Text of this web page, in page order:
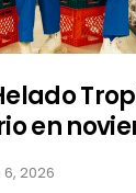
en
6, 2026